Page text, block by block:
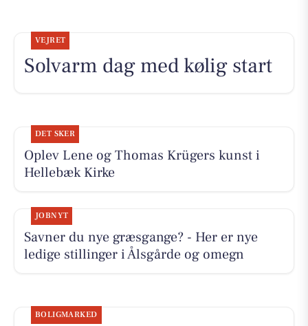
VEJRET
Solvarm dag med kølig start
DET SKER
Oplev Lene og Thomas Krügers kunst i
Hellebæk Kirke
JOBNYT
Savner du nye græsgange? - Her er nye
ledige stillinger i Ålsgårde og omegn
BOLIGMARKED